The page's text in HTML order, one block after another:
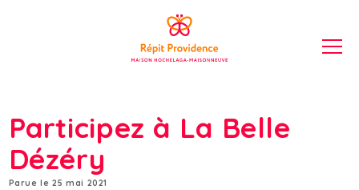
Participez à La Belle
Dézéry
Parue le 25 mai 2021